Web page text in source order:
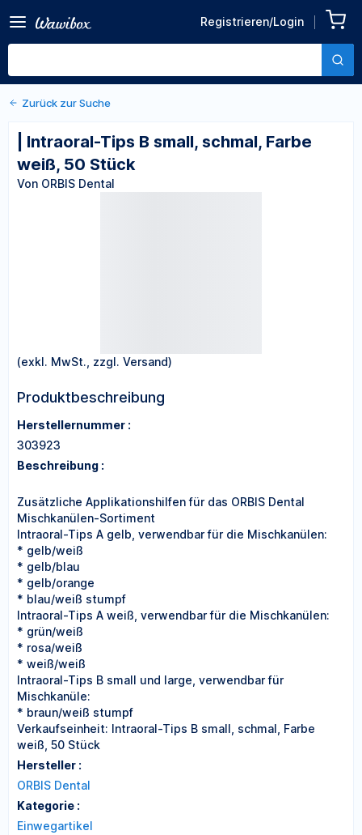
Registrieren/Login
schmal, Farbe weiß, 50
Stück
Von ORBIS Dental
Zurück zu den Produktdetails
Zurück zur Suche
| Intraoral-Tips B small, schmal, Farbe
weiß, 50 Stück
Von ORBIS Dental
(exkl. MwSt., zzgl. Versand)
Produktbeschreibung
Herstellernummer :
303923
Beschreibung :
Zusätzliche Applikationshilfen für das ORBIS Dental
Mischkanülen-Sortiment
Intraoral-Tips A gelb, verwendbar für die Mischkanülen:
* gelb/weiß
* gelb/blau
* gelb/orange
* blau/weiß stumpf
Intraoral-Tips A weiß, verwendbar für die Mischkanülen:
* grün/weiß
* rosa/weiß
* weiß/weiß
Intraoral-Tips B small und large, verwendbar für
Mischkanüle:
* braun/weiß stumpf
Verkaufseinheit: Intraoral-Tips B small, schmal, Farbe
weiß, 50 Stück
Hersteller :
ORBIS Dental
Kategorie :
Einwegartikel